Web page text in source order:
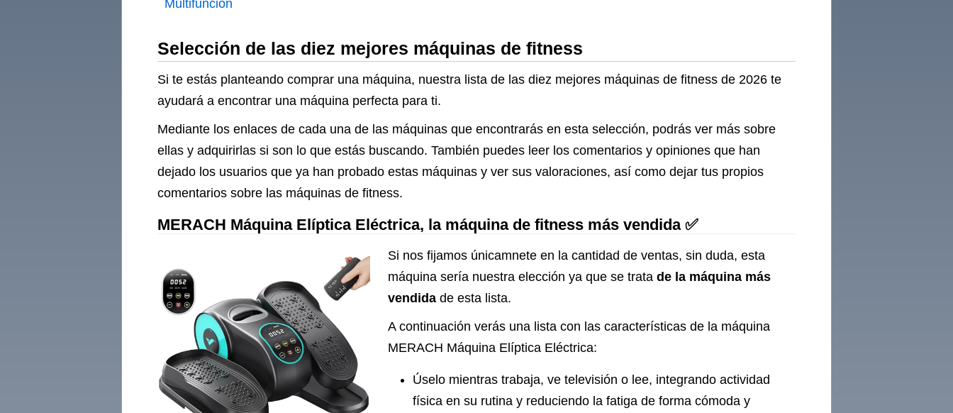
Multifunción
Poleas 148x108x207
Selección de las diez mejores máquinas de fitness
Si te estás planteando comprar una máquina, nuestra lista de las diez mejores máquinas de fitness de 2026 te
ayudará a encontrar una máquina perfecta para ti.
Mediante los enlaces de cada una de las máquinas que encontrarás en esta selección, podrás ver más sobre
ellas y adquirirlas si son lo que estás buscando. También puedes leer los comentarios y opiniones que han
dejado los usuarios que ya han probado estas máquinas y ver sus valoraciones, así como dejar tus propios
comentarios sobre las máquinas de fitness.
MERACH Máquina Elíptica Eléctrica, la máquina de fitness más vendida ✅
Si nos fijamos únicamnete en la cantidad de ventas, sin duda, esta
máquina sería nuestra elección ya que se trata de la máquina más
vendida de esta lista.
A continuación verás una lista con las características de la máquina
MERACH Máquina Elíptica Eléctrica:
Úselo mientras trabaja, ve televisión o lee, integrando actividad
física en su rutina y reduciendo la fatiga de forma cómoda y